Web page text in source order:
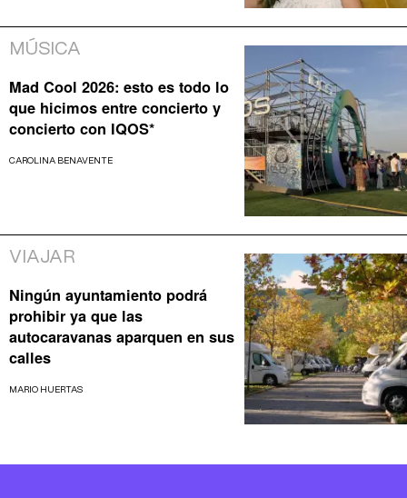
MÚSICA
Mad Cool 2026: esto es todo lo
que hicimos entre concierto y
concierto con IQOS*
CAROLINA BENAVENTE
VIAJAR
Ningún ayuntamiento podrá
prohibir ya que las
autocaravanas aparquen en sus
calles
MARIO HUERTAS